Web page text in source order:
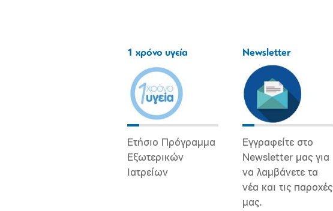
1 χρόνο υγεία
Ετήσιο Πρόγραμμα
Εξωτερικών
Ιατρείων
Newsletter
Εγγραφείτε στο
Newsletter μας για
να λαμβάνετε τα
νέα και τις παροχές
μας.